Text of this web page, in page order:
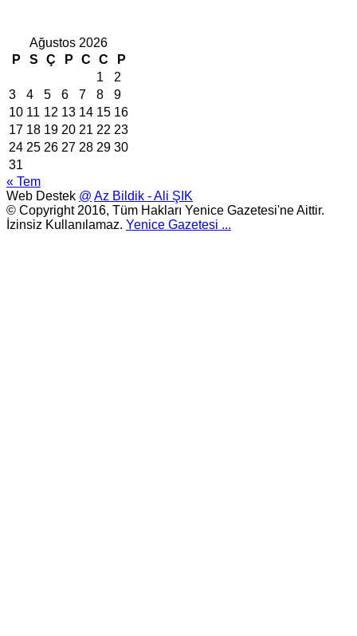
Ağustos 2026
P
S Ç P C C
P
1
2
3
4 5 6 7 8
9
10 11 12 13 14 15 16
17 18 19 20 21 22 23
24 25 26 27 28 29 30
31
« Tem
Web Destek @ Az Bildik - Ali ŞIK
© Copyright 2016, Tüm Hakları Yenice Gazetesi'ne Aittir.
İzinsiz Kullanılamaz. Yenice Gazetesi ...